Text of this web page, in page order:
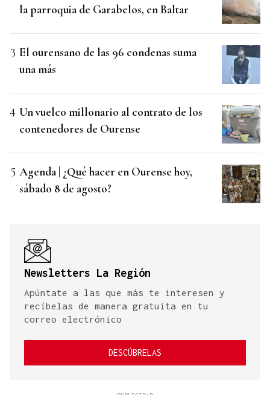
la parroquia de Garabelos, en Baltar
El ourensano de las 96 condenas suma
una más
Un vuelco millonario al contrato de los
contenedores de Ourense
Agenda | ¿Qué hacer en Ourense hoy,
sábado 8 de agosto?
Newsletters La Región
Apúntate a las que más te interesen y
recíbelas de manera gratuita en tu
correo electrónico
DESCÚBRELAS